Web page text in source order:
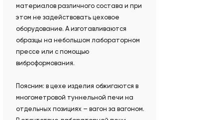
материалов различного состава и при
этом не задействовать цеховое
оборудование. А изготавливаются
образцы на небольшом лабораторном
прессе или с помощью
виброформования.
Поясним: в цехе изделия обжигаются в
многометровой туннельной печи на
отдельных позициях – вагон за вагоном.